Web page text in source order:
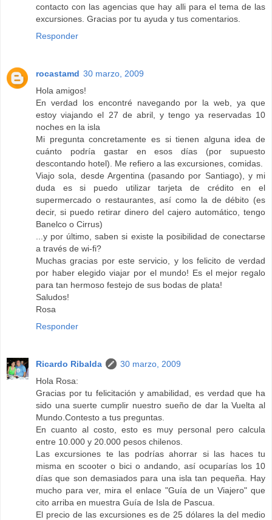
contacto con las agencias que hay alli para el tema de las
excursiones. Gracias por tu ayuda y tus comentarios.
Responder
rocastamd 30 marzo, 2009
Hola amigos!
En verdad los encontré navegando por la web, ya que
estoy viajando el 27 de abril, y tengo ya reservadas 10
noches en la isla
Mi pregunta concretamente es si tienen alguna idea de
cuánto podría gastar en esos días (por supuesto
descontando hotel). Me refiero a las excursiones, comidas.
Viajo sola, desde Argentina (pasando por Santiago), y mi
duda es si puedo utilizar tarjeta de crédito en el
supermercado o restaurantes, así como la de débito (es
decir, si puedo retirar dinero del cajero automático, tengo
Banelco o Cirrus)
...y por último, saben si existe la posibilidad de conectarse
a través de wi-fi?
Muchas gracias por este servicio, y los felicito de verdad
por haber elegido viajar por el mundo! Es el mejor regalo
para tan hermoso festejo de sus bodas de plata!
Saludos!
Rosa
Responder
Ricardo Ribalda
30 marzo, 2009
Hola Rosa:
Gracias por tu felicitación y amabilidad, es verdad que ha
sido una suerte cumplir nuestro sueño de dar la Vuelta al
Mundo.Contesto a tus preguntas.
En cuanto al costo, esto es muy personal pero calcula
entre 10.000 y 20.000 pesos chilenos.
Las excursiones te las podrías ahorrar si las haces tu
misma en scooter o bici o andando, así ocuparías los 10
días que son demasiados para una isla tan pequeña. Hay
mucho para ver, mira el enlace "Guía de un Viajero" que
cito arriba en muestra Guía de Isla de Pascua.
El precio de las excursiones es de 25 dólares la del medio